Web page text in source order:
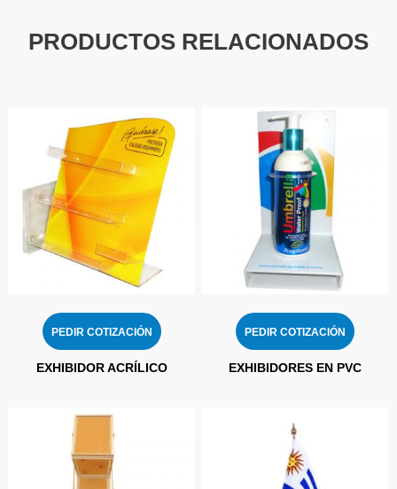
PRODUCTOS RELACIONADOS
PEDIR COTIZACIÓN
EXHIBIDOR ACRÍLICO
PEDIR COTIZACIÓN
EXHIBIDORES EN PVC